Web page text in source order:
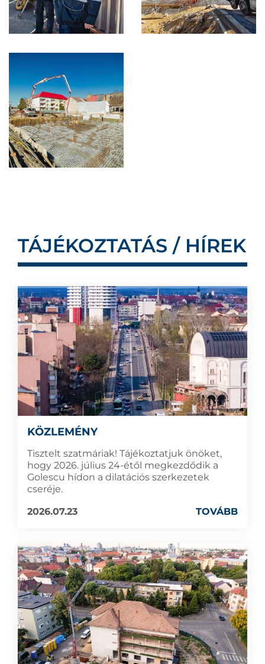
TÁJÉKOZTATÁS / HÍREK
KÖZLEMÉNY
Tisztelt szatmáriak! Tájékoztatjuk önöket,
hogy 2026. július 24-étől megkezdődik a
Golescu hídon a dilatációs szerkezetek
cseréje.
2026.07.23
TOVÁBB